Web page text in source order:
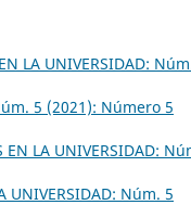
LA UNIVERSIDAD:
5 (2021): Número 5
EN LA UNIVERSIDAD:
UNIVERSIDAD: Núm. 5